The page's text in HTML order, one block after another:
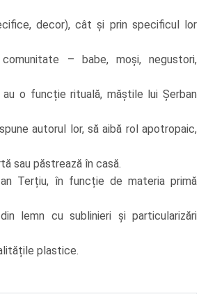
decor), cât și prin specificul lor
– babe, moși, negustori,
au o funcție rituală, măștile lui Șerban
autorul lor, să aibă rol apotropaic,
sau păstrează în casă.
Terțiu, în funcție de materia primă
lemn cu sublinieri și particularizări
plastice.